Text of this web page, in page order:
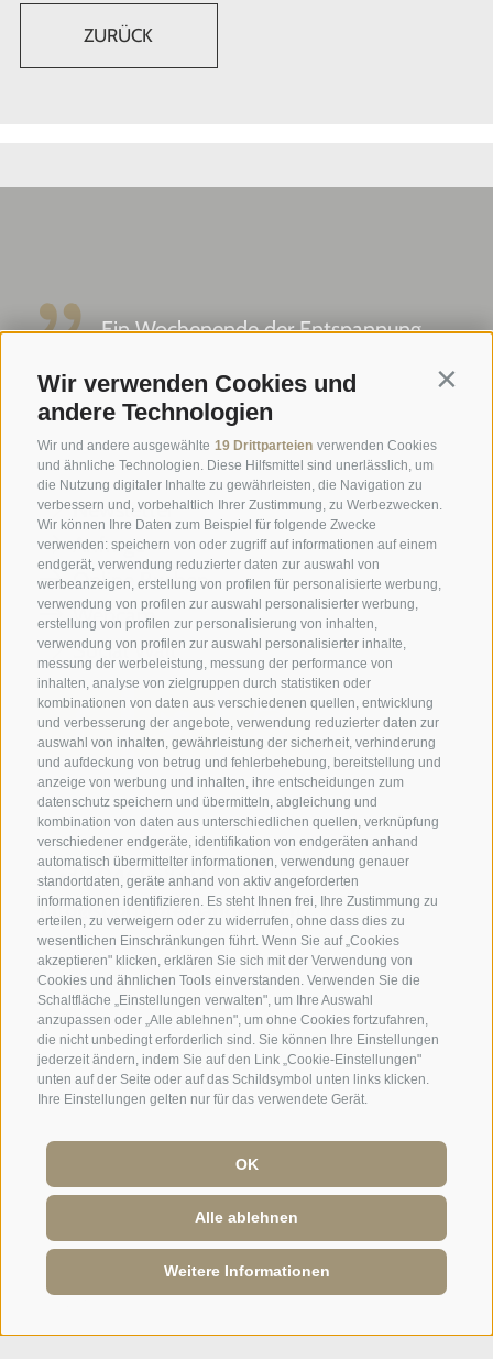
Wir verwenden Cookies und
andere Technologien
Wir und andere ausgewählte 19 Drittparteien verwenden Cookies
und ähnliche Technologien. Diese Hilfsmittel sind unerlässlich, um
die Nutzung digitaler Inhalte zu gewährleisten, die Navigation zu
verbessern und, vorbehaltlich Ihrer Zustimmung, zu Werbezwecken.
Wir können Ihre Daten zum Beispiel für folgende Zwecke
verwenden: speichern von oder zugriff auf informationen auf einem
endgerät, verwendung reduzierter daten zur auswahl von
werbeanzeigen, erstellung von profilen für personalisierte werbung,
verwendung von profilen zur auswahl personalisierter werbung,
erstellung von profilen zur personalisierung von inhalten,
verwendung von profilen zur auswahl personalisierter inhalte,
messung der werbeleistung, messung der performance von
inhalten, analyse von zielgruppen durch statistiken oder
kombinationen von daten aus verschiedenen quellen, entwicklung
und verbesserung der angebote, verwendung reduzierter daten zur
auswahl von inhalten, gewährleistung der sicherheit, verhinderung
und aufdeckung von betrug und fehlerbehebung, bereitstellung und
anzeige von werbung und inhalten, ihre entscheidungen zum
datenschutz speichern und übermitteln, abgleichung und
kombination von daten aus unterschiedlichen quellen, verknüpfung
verschiedener endgeräte, identifikation von endgeräten anhand
automatisch übermittelter informationen, verwendung genauer
standortdaten, geräte anhand von aktiv angeforderten
informationen identifizieren. Es steht Ihnen frei, Ihre Zustimmung zu
erteilen, zu verweigern oder zu widerrufen, ohne dass dies zu
wesentlichen Einschränkungen führt. Wenn Sie auf „Cookies
akzeptieren" klicken, erklären Sie sich mit der Verwendung von
Cookies und ähnlichen Tools einverstanden. Verwenden Sie die
Schaltfläche „Einstellungen verwalten", um Ihre Auswahl
anzupassen oder „Alle ablehnen", um ohne Cookies fortzufahren,
die nicht unbedingt erforderlich sind. Sie können Ihre Einstellungen
jederzeit ändern, indem Sie auf den Link „Cookie-Einstellungen"
unten auf der Seite oder auf das Schildsymbol unten links klicken.
Ihre Einstellungen gelten nur für das verwendete Gerät.
OK
Alle ablehnen
Weitere Informationen
ZURÜCK
SPORTHOTEL PANORAMA
Carletti Straße, 6 · Fai della Paganella
T +39 0461 583134
info@sporthotelpanorama.it
IT EN
Ein Wochenende der Entspannung
ausgezeichnetes Zimmer ...
Tripadvisor - Giovelli
Newsletter
Anfrage
Online Buchen
Webcam
Social Wall